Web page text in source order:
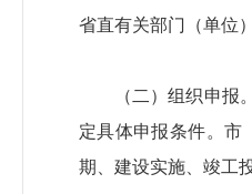
省直有关部门（单位
（二）组织申
定具体申报条件。市
期、建设实施、竣工